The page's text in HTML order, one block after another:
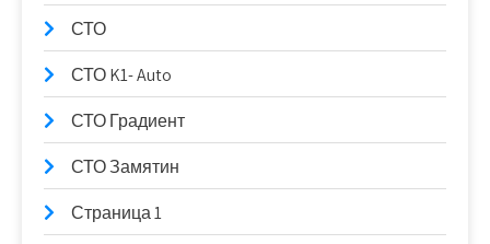
СТО
СТО K1- Auto
СТО Градиент
СТО Замятин
Страница 1